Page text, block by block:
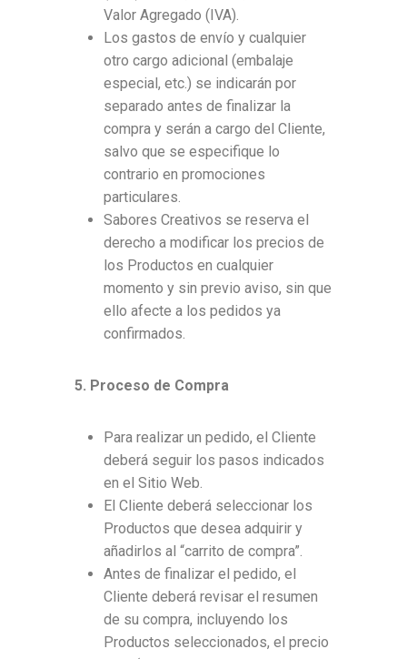
Valor Agregado (IVA).
Los gastos de envío y cualquier
otro cargo adicional (embalaje
especial, etc.) se indicarán por
separado antes de finalizar la
compra y serán a cargo del Cliente,
salvo que se especifique lo
contrario en promociones
particulares.
Sabores Creativos se reserva el
derecho a modificar los precios de
los Productos en cualquier
momento y sin previo aviso, sin que
ello afecte a los pedidos ya
confirmados.
5. Proceso de Compra
Para realizar un pedido, el Cliente
deberá seguir los pasos indicados
en el Sitio Web.
El Cliente deberá seleccionar los
Productos que desea adquirir y
añadirlos al “carrito de compra”.
Antes de finalizar el pedido, el
Cliente deberá revisar el resumen
de su compra, incluyendo los
Productos seleccionados, el precio